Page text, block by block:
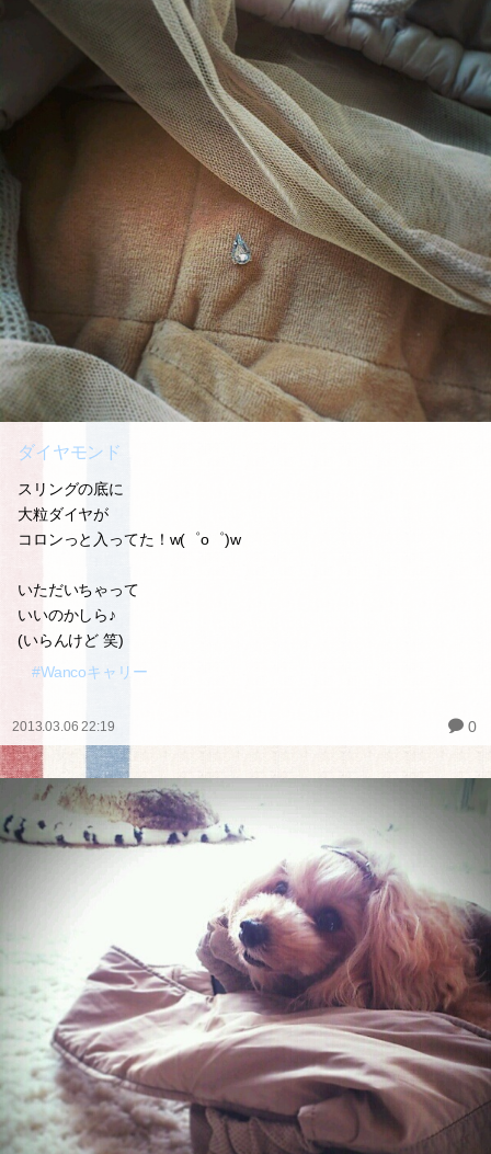
ダイヤモンド
スリングの底に
大粒ダイヤが
コロンっと入ってた！w(゜o゜)w
いただいちゃって
いいのかしら♪
(いらんけど 笑)
#Wancoキャリー
2013.03.06 22:19 0